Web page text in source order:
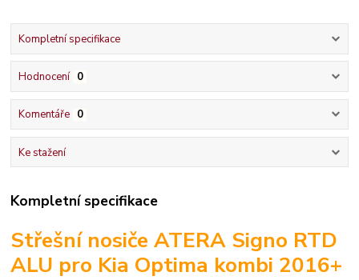
Kompletní specifikace
Hodnocení 0
Komentáře 0
Ke stažení
Kompletní specifikace
Střešní nosiče ATERA Signo RTD
ALU pro Kia Optima kombi 2016+